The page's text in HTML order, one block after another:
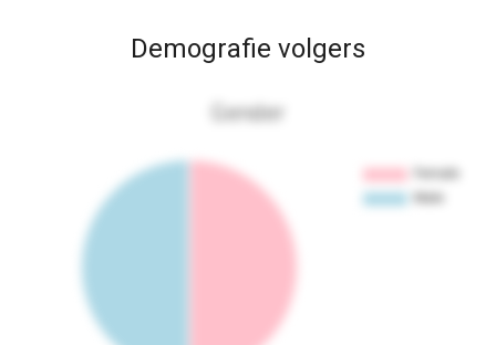
Demografie volgers
Gender